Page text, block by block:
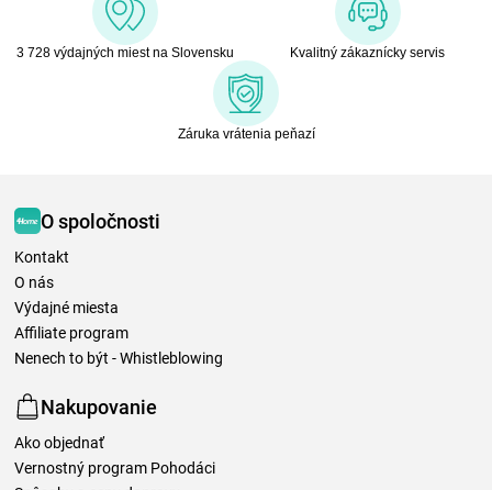
3 728 výdajných miest na Slovensku Kvalitný zákaznícky servis
Záruka vrátenia peňazí
O spoločnosti
Kontakt
O nás
Výdajné miesta
Affiliate program
Nenech to být - Whistleblowing
Nakupovanie
Ako objednať
Vernostný program Pohodáci